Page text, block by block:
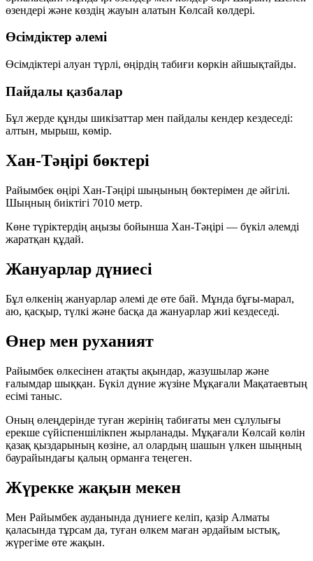
өзендері және көздің жауын алатын Көлсай көлдері.
Өсімдіктер әлемі
Өсімдіктері алуан түрлі, өңірдің табиғи көркін айшықтайды.
Пайдалы қазбалар
Бұл жерде құнды шикізаттар мен пайдалы кендер кездеседі:
алтын, мырыш, көмір.
Хан-Тәңірі бөктері
Райымбек өңірі Хан-Тәңірі шыңының бөктерімен де әйгілі.
Шыңның биіктігі 7010 метр.
Көне түріктердің аңызы бойынша Хан-Тәңірі — бүкіл әлемді
жаратқан құдай.
Жануарлар дүниесі
Бұл өлкенің жануарлар әлемі де өте бай. Мұнда бұғы-марал,
аю, қасқыр, түлкі және басқа да жануарлар жиі кездеседі.
Өнер мен руханият
Райымбек өлкесінен атақты ақындар, жазушылар және
ғалымдар шыққан. Бүкіл дүние жүзіне Мұқағали Мақатаевтың
есімі таныс.
Оның өлеңдерінде туған жерінің табиғаты мен сұлулығы
ерекше сүйіспеншілікпен жырланады. Мұқағали Көлсай көлін
қазақ қыздарының көзіне, ал олардың шашын үлкен шыңның
баурайындағы қалың орманға теңеген.
Жүрекке жақын мекен
Мен Райымбек ауданында дүниеге келіп, қазір Алматы
қаласында тұрсам да, туған өлкем маған әрдайым ыстық,
жүрегіме өте жақын.